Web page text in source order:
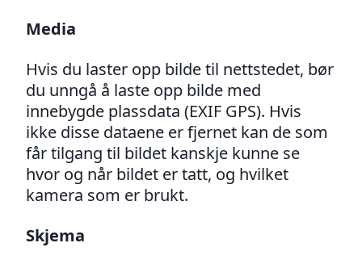
Media
Hvis du laster opp bilde til nettstedet, bør
du unngå å laste opp bilde med
innebygde plassdata (EXIF GPS). Hvis
ikke disse dataene er fjernet kan de som
får tilgang til bildet kanskje kunne se
hvor og når bildet er tatt, og hvilket
kamera som er brukt.
Skjema